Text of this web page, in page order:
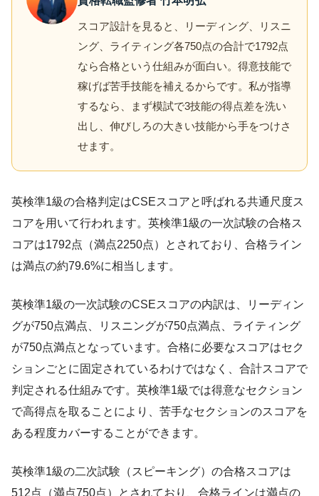
スコア設計を見ると、リーディング、リスニ
ング、ライティング各750点の合計で1792点
なら合格という仕組みが面白い。得意技能で
稼げば苦手技能を補えるからです。私が指導
するなら、まず模試で3技能の得点差を洗い
出し、伸びしろの大きい技能から手をつけさ
せます。
英検準1級の合格判定はCSEスコアと呼ばれる共通尺度ス
コアを用いて行われます。英検準1級の一次試験の合格ス
コアは1792点（満点2250点）とされており、合格ライン
は満点の約79.6%に相当します。
英検準1級の一次試験のCSEスコアの内訳は、リーディン
グが750点満点、リスニングが750点満点、ライティング
が750点満点となっています。合格に必要なスコアはセク
ションごとに固定されているわけではなく、合計スコアで
判定される仕組みです。英検準1級では得意なセクション
で高得点を取ることにより、苦手なセクションのスコアを
ある程度カバーすることができます。
英検準1級の二次試験（スピーキング）の合格スコアは
512点（満点750点）とされており、合格ラインは満点の